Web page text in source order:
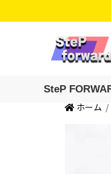
SteP
ホーム /